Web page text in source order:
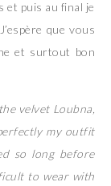
et puis au final je
que vous
et surtout bon
velvet Loubna,
my outfit
so long before
to wear with